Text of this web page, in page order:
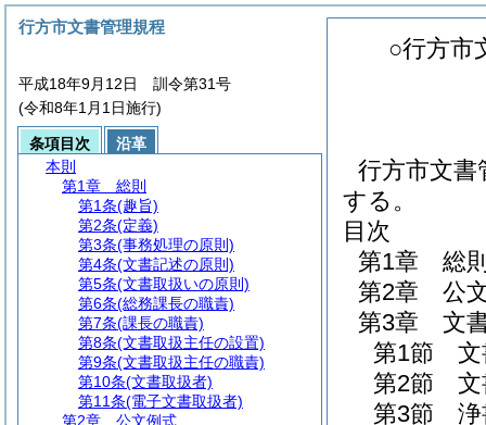
○行方市
行方市文書
する。
目次
第1章
総
第2章
公
第3章
文
第1節
第2節
第3節
行方市文書管理規程
平成18年9月12日 訓令第31号
(令和8年1月1日施行)
条項目次
沿革
本則
第1章
総則
第1条(趣旨)
第2条(定義)
第3条(事務処理の原則)
第4条(文書記述の原則)
第5条(文書取扱いの原則)
第6条(総務課長の職責)
第7条(課長の職責)
第8条(文書取扱主任の設置)
第9条(文書取扱主任の職責)
第10条(文書取扱者)
第11条(電子文書取扱者)
第2章
公文例式